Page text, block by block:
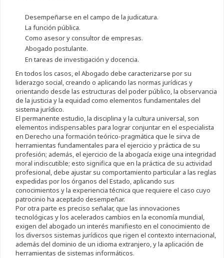
Desempeñarse en el campo de la judicatura.
La función pública.
Como asesor y consultor de empresas.
Abogado postulante.
En tareas de investigación y docencia.
En todos los casos, el Abogado debe caracterizarse por su
liderazgo social, creando o aplicando las normas jurídicas y
orientando desde las estructuras del poder público, la observancia
de la justicia y la equidad como elementos fundamentales del
sistema jurídico.
El permanente estudio, la disciplina y la cultura universal, son
elementos indispensables para lograr conjuntar en el especialista
en Derecho una formación teórico-pragmática que le sirva de
herramientas fundamentales para el ejercicio y práctica de su
profesión; además, el ejercicio de la abogacía exige una integridad
moral indiscutible; esto significa que en la práctica de su actividad
profesional, debe ajustar su comportamiento particular a las reglas
expedidas por los órganos del Estado, aplicando sus
conocimientos y la experiencia técnica que requiere el caso cuyo
patrocinio ha aceptado desempeñar.
Por otra parte es preciso señalar, que las innovaciones
tecnológicas y los acelerados cambios en la economía mundial,
exigen del abogado un interés manifiesto en el conocimiento de
los diversos sistemas jurídicos que rigen el contexto internacional,
además del dominio de un idioma extranjero, y la aplicación de
herramientas de sistemas informáticos.